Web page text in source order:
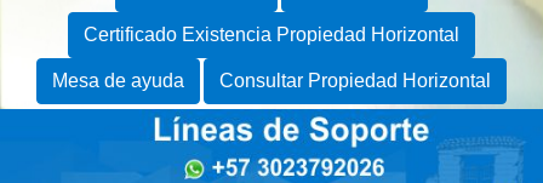
Certificado Existencia Propiedad Horizontal
Mesa de ayuda Consultar Propiedad Horizontal